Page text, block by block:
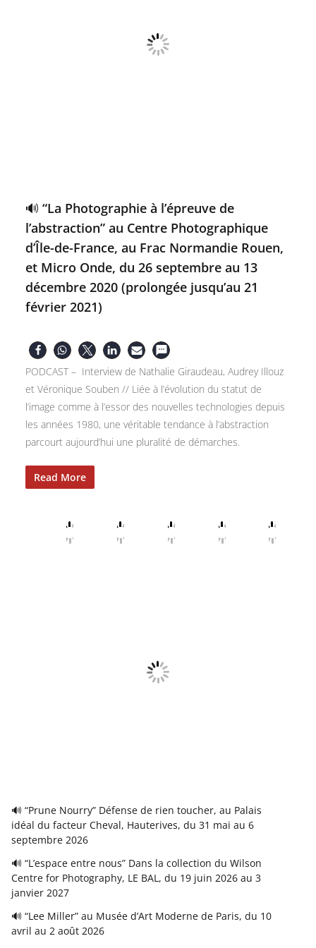
🔊 “La Photographie à l’épreuve de
l’abstraction” au Centre Photographique
d’Île-de-France, au Frac Normandie Rouen,
et Micro Onde, du 26 septembre au 13
décembre 2020 (prolongée jusqu’au 21
février 2021)
PODCAST – Interview de Nathalie Giraudeau, Audrey Illouz
et Véronique Souben // Liée à l’évolution du statut de
l’image comme à l’essor des nouvelles technologies depuis
les années 1980, une véritable tendance à l’abstraction
parcourt aujourd’hui une pluralité de démarches.
Read More
🔊 “Prune Nourry” Défense de rien toucher, au Palais
idéal du facteur Cheval, Hauterives, du 31 mai au 6
septembre 2026
🔊 “L’espace entre nous” Dans la collection du Wilson
Centre for Photography, LE BAL, du 19 juin 2026 au 3
janvier 2027
🔊 “Lee Miller” au Musée d’Art Moderne de Paris, du 10
avril au 2 août 2026